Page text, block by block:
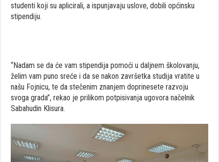
studenti koji su aplicirali, a ispunjavaju uslove, dobili općinsku
stipendiju.
“Nadam se da će vam stipendija pomoći u daljnem školovanju,
želim vam puno sreće i da se nakon završetka studija vratite u
našu Fojnicu, te da stečenim znanjem doprinesete razvoju
svoga grada”, rekao je prilikom potpisivanja ugovora načelnik
Sabahudin Klisura.